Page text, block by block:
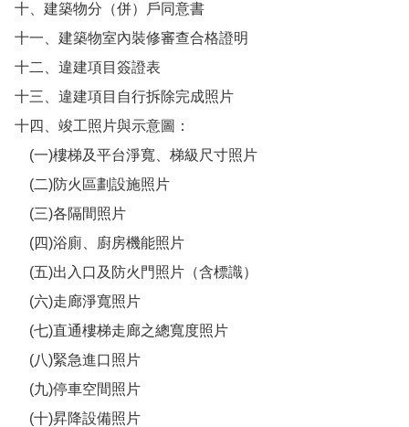
十、建築物分（併）戶同意書
十一、建築物室內裝修審查合格證明
十二、違建項目簽證表
十三、違建項目自行拆除完成照片
十四、竣工照片與示意圖：
(一)樓梯及平台淨寬、梯級尺寸照片
(二)防火區劃設施照片
(三)各隔間照片
(四)浴廁、廚房機能照片
(五)出入口及防火門照片（含標識）
(六)走廊淨寬照片
(七)直通樓梯走廊之總寬度照片
(八)緊急進口照片
(九)停車空間照片
(十)昇降設備照片